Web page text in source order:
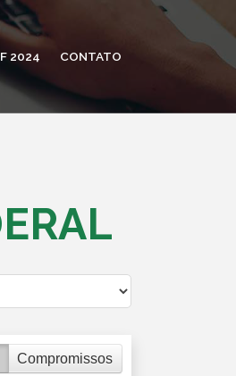
2024 CONTATO
Compromissos